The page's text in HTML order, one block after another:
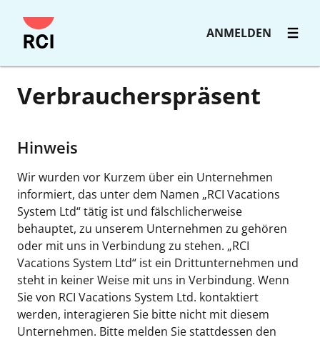
Direkt
zum
ANMELDEN
Verbraucherspräsent
Hinweis
Wir wurden vor Kurzem über ein Unternehmen
informiert, das unter dem Namen „RCI Vacations
System Ltd“ tätig ist und fälschlicherweise
behauptet, zu unserem Unternehmen zu gehören
oder mit uns in Verbindung zu stehen. „RCI
Vacations System Ltd“ ist ein Drittunternehmen und
steht in keiner Weise mit uns in Verbindung. Wenn
Sie von RCI Vacations System Ltd. kontaktiert
werden, interagieren Sie bitte nicht mit diesem
Unternehmen. Bitte melden Sie stattdessen den